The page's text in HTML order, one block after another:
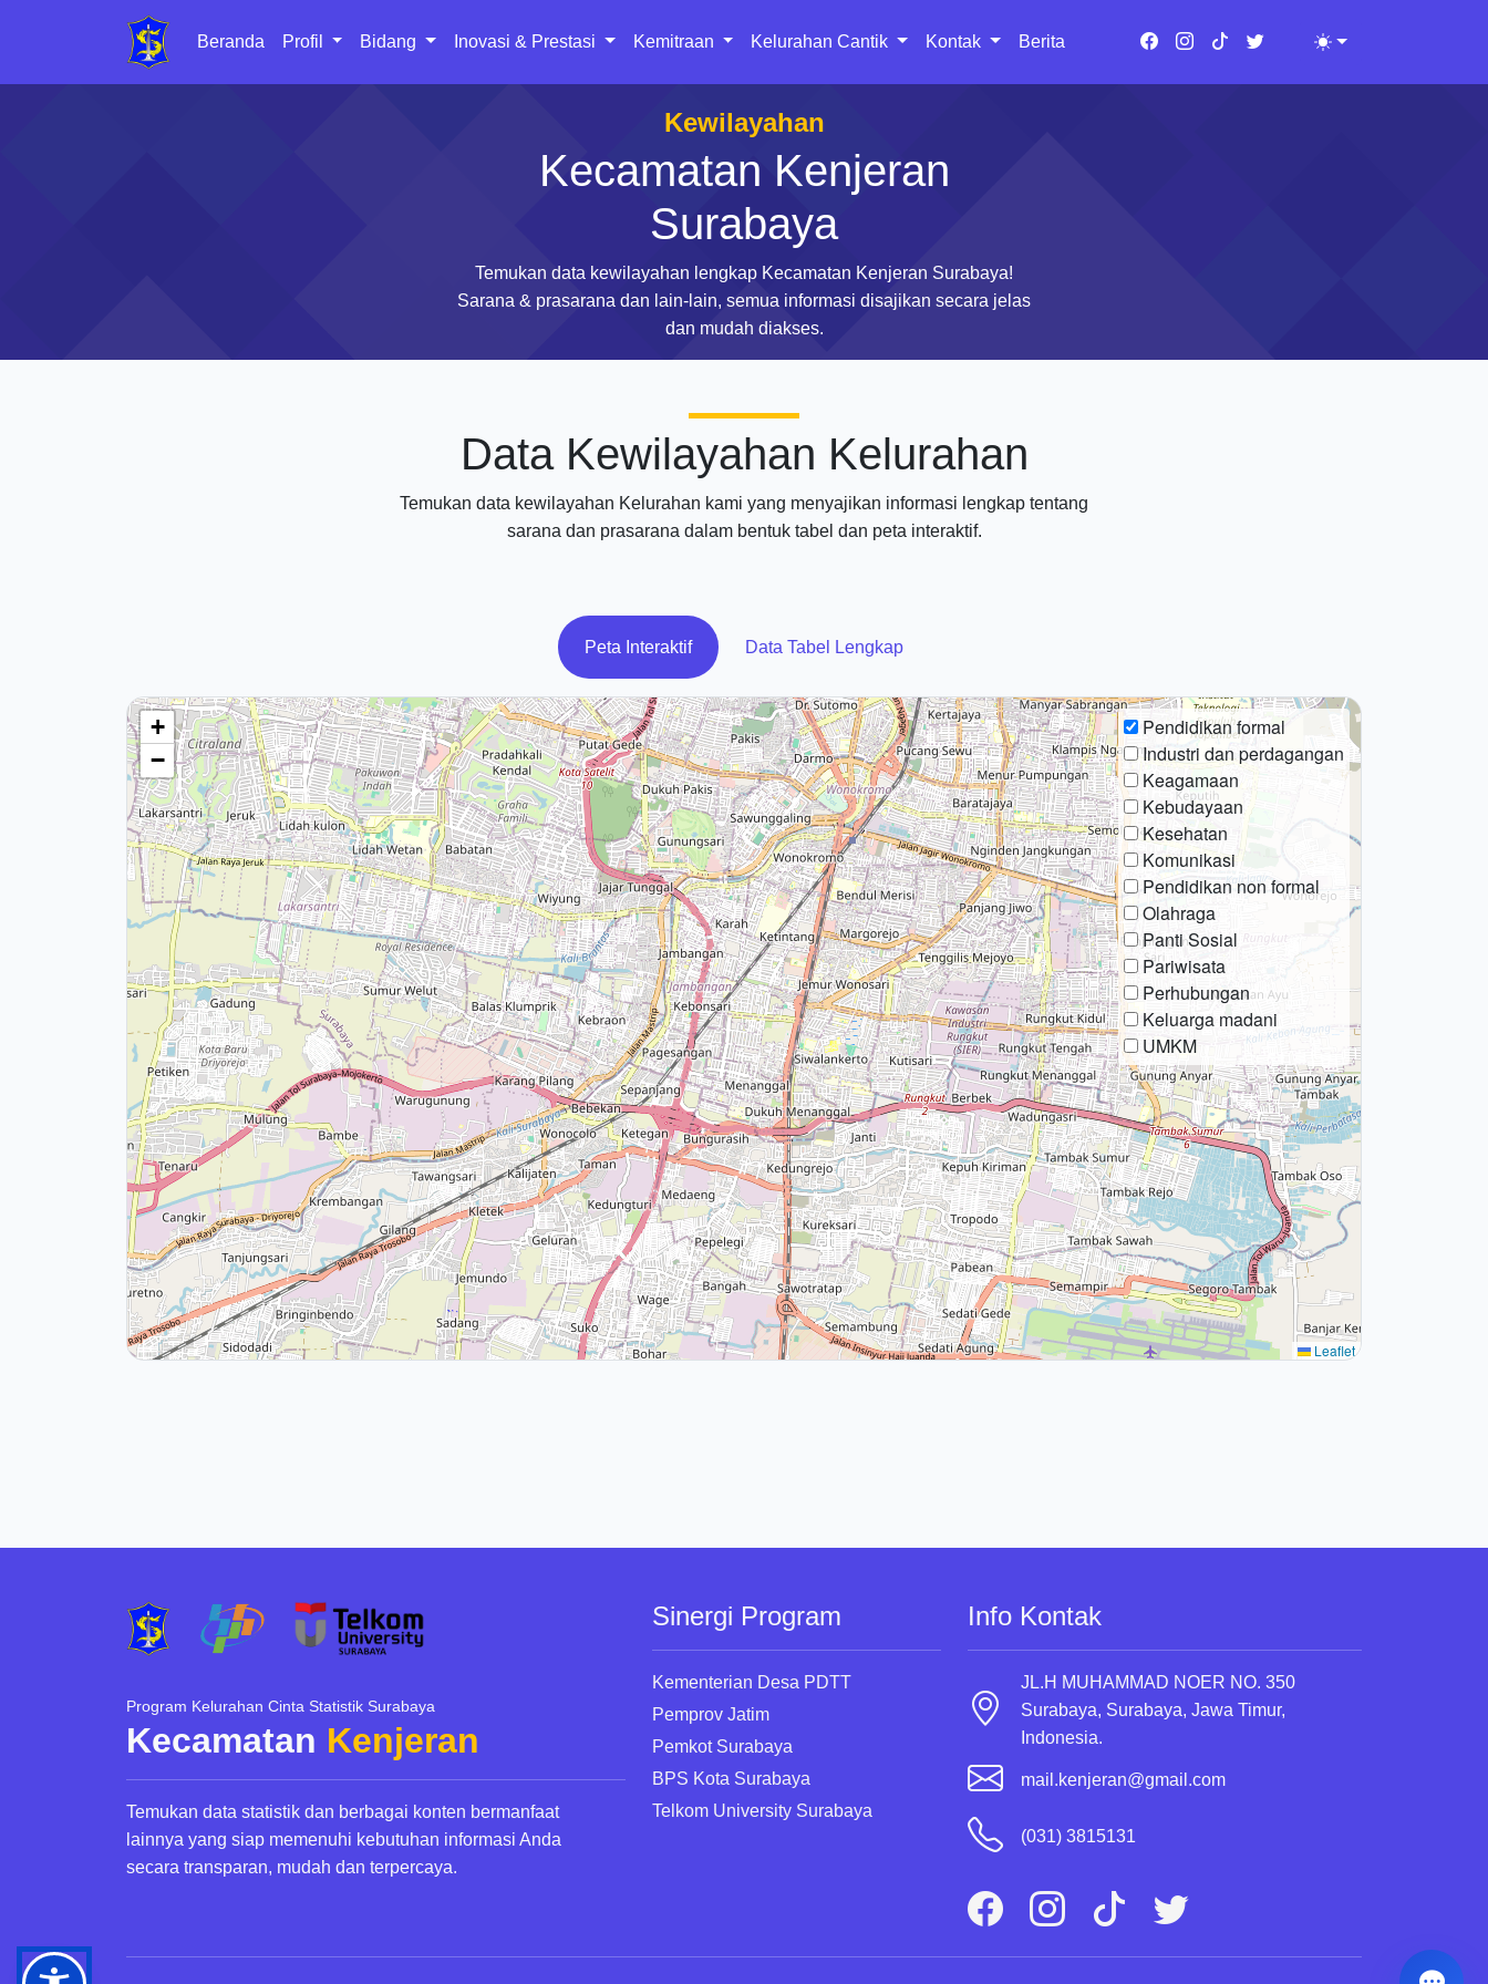
Beranda Profil Bidang Inovasi & Prestasi Kemitraan Kelurahan Cantik Kontak Berita
Toggle theme
Kewilayahan
Kecamatan Kenjeran
Surabaya
Temukan data kewilayahan lengkap Kecamatan Kenjeran Surabaya!
Sarana & prasarana dan lain-lain, semua informasi disajikan secara jelas
dan mudah diakses.
Data Kewilayahan Kelurahan
Temukan data kewilayahan Kelurahan kami yang menyajikan informasi lengkap tentang
sarana dan prasarana dalam bentuk tabel dan peta interaktif.
Peta Interaktif Data Tabel Lengkap
Pendidikan formal
Industri dan perdagangan
Keagamaan
Kebudayaan
Kesehatan
Komunikasi
Pendidikan non formal
Olahraga
Panti Sosial
Pariwisata
Perhubungan
Keluarga madani
UMKM
+
−
Leaflet
Program Kelurahan Cinta Statistik Surabaya
Kecamatan Kenjeran
Temukan data statistik dan berbagai konten bermanfaat
lainnya yang siap memenuhi kebutuhan informasi Anda
secara transparan, mudah dan terpercaya.
Sinergi Program
Kementerian Desa PDTT
Pemprov Jatim
Pemkot Surabaya
BPS Kota Surabaya
Telkom University Surabaya
Info Kontak
JL.H MUHAMMAD NOER NO. 350
Surabaya, Surabaya, Jawa Timur,
Indonesia.
mail.kenjeran@gmail.com
(031) 3815131